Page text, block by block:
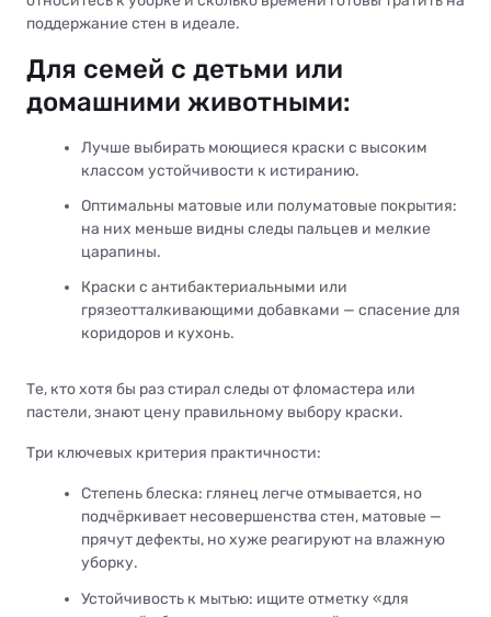
поддержание стен в идеале.
Для семей с детьми или
домашними животными:
Лучше выбирать моющиеся краски с высоким
классом устойчивости к истиранию.
Оптимальны матовые или полуматовые покрытия:
на них меньше видны следы пальцев и мелкие
царапины.
Краски с антибактериальными или
грязеотталкивающими добавками — спасение для
коридоров и кухонь.
Те, кто хотя бы раз стирал следы от фломастера или
пастели, знают цену правильному выбору краски.
Три ключевых критерия практичности:
Степень блеска: глянец легче отмывается, но
подчёркивает несовершенства стен, матовые —
прячут дефекты, но хуже реагируют на влажную
уборку.
Устойчивость к мытью: ищите отметку «для